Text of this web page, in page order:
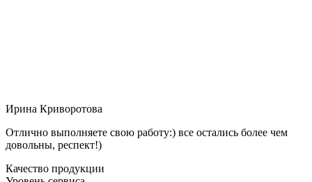
Ирина Криворотова
Отлично выполняете свою работу:) все остались более чем
довольны, респект!)
Качество продукции